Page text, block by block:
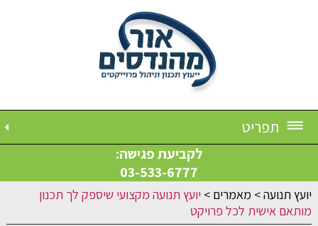
תפריט
לקביעת פגישה:
03-533-6777
יועץ תנועה> מאמרים > יועץ תנועה מקצועי שיספק לך תכנון
מותאם אישית לכל פרויקט